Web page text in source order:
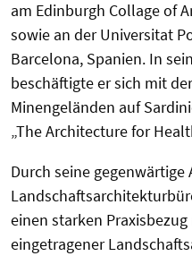
am Edinburgh Collage of
sowie an der Universitat
Barcelona, Spanien. In
beschäftigte er sich mit
Minengeländen auf
„The Architecture for
Durch seine gegenwärtige
einen starken
eingetragener